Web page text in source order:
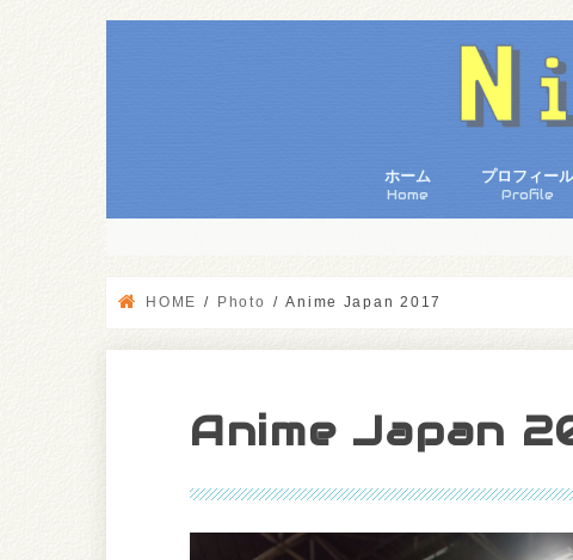
ホーム
Home
プロフィール
Profile
HOME Photo Anime Japan 2017
Anime Japan